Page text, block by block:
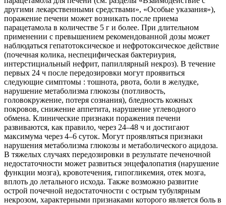
другими лекарственными средствами», «Особые указания»),
поражение печени может возникать после приема
парацетамола в количестве 5 г и более. При длительном
применении с превышением рекомендованной дозы может
наблюдаться гепатотоксическое и нефротоксическое действие
(почечная колика, неспецифическая бактериурия,
интерстициальный нефрит, папиллярный некроз). В течение
первых 24 ч после передозировки могут проявиться
следующие симптомы : тошнота, рвота, боли в желудке,
нарушение метаболизма глюкозы (потливость,
головокружение, потеря сознания), бледность кожных
покровов, снижение аппетита, нарушение углеводного
обмена. Клинические признаки поражения печени
развиваются, как правило, через 24–48 ч и достигают
максимума через 4–6 суток. Могут проявляться признаки
нарушения метаболизма глюкозы и метаболического ацидоза.
В тяжелых случаях передозировки в результате печеночной
недостаточности может развиться энцефалопатия (нарушение
функции мозга), кровотечения, гипогликемия, отек мозга,
вплоть до летального исхода. Также возможно развитие
острой почечной недостаточности с острым тубулярным
некрозом, характерными признаками которого является боль в